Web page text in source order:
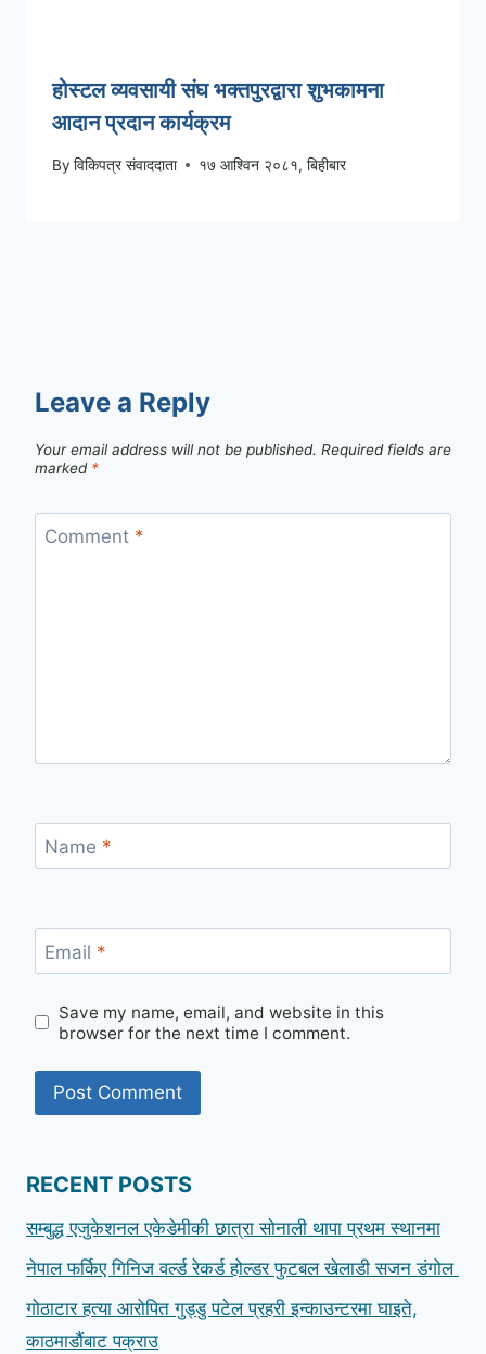
होस्टल व्यवसायी संघ भक्तपुरद्वारा शुभकामना
आदान प्रदान कार्यक्रम
By विकिपत्र संवाददाता १७ आश्विन २०८१, बिहीबार
Leave a Reply
Your email address will not be published. Required fields are
marked *
Comment *
Name *
Email *
Save my name, email, and website in this
browser for the next time I comment.
RECENT POSTS
सम्बुद्ध एजुकेशनल एकेडेमीकी छात्रा सोनाली थापा प्रथम स्थानमा
नेपाल फर्किए गिनिज वर्ल्ड रेकर्ड होल्डर फुटबल खेलाडी सजन डंगोल
गोठाटार हत्या आरोपित गुड्डु पटेल प्रहरी इन्काउन्टरमा घाइते,
काठमाडौंबाट पक्राउ